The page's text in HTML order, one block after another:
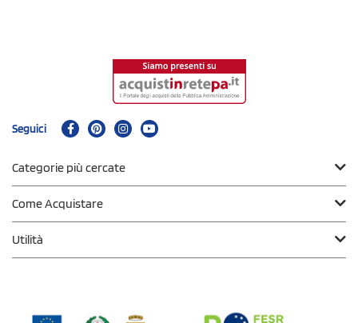
Seguici
Categorie più cercate
Come Acquistare
Utilità